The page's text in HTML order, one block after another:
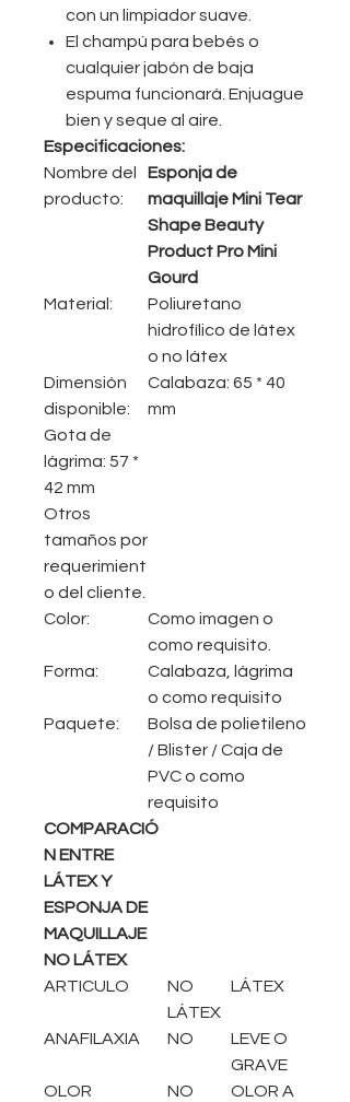
con un limpiador suave.
El champú para bebés o
cualquier jabón de baja
espuma funcionará. Enjuague
bien y seque al aire.
Especificaciones:
Nombre del
producto:
Esponja de
maquillaje Mini Tear
Shape Beauty
Product Pro Mini
Gourd
Material:
Poliuretano
hidrofílico de látex
o no látex
Dimensión
disponible:
Calabaza: 65 * 40
mm
Gota de
lágrima: 57 *
42 mm
Otros
tamaños por
requerimient
o del cliente.
Color:
Como imagen o
como requisito.
Forma:
Calabaza, lágrima
o como requisito
Paquete:
Bolsa de polietileno
/ Blister / Caja de
PVC o como
requisito
COMPARACIÓ
N ENTRE
LÁTEX Y
ESPONJA DE
MAQUILLAJE
NO LÁTEX
ARTICULO
NO
LÁTEX
LÁTEX
ANAFILAXIA NO
LEVE O
GRAVE
OLOR
NO OLOR A